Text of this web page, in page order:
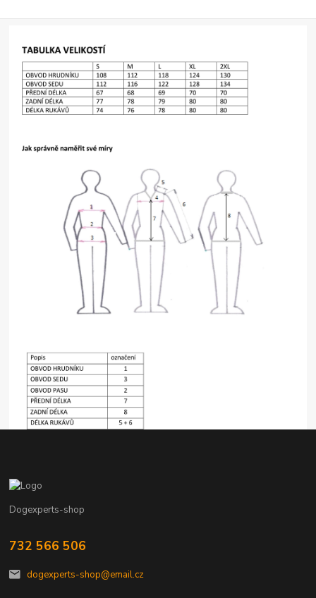
Dogexperts-shop
732 566 506
dogexperts-shop@email.cz